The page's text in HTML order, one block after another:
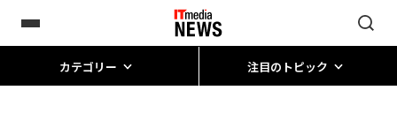
カテゴリー 注目のトピック